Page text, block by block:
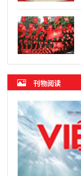
刊物阅读